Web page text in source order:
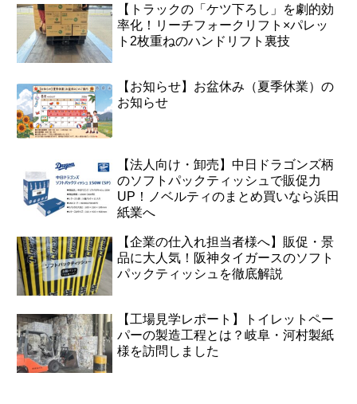
【トラックの「ケツ下ろし」を劇的効
率化！リーチフォークリフト×パレッ
ト2枚重ねのハンドリフト裏技
【お知らせ】お盆休み（夏季休業）の
お知らせ
【法人向け・卸売】中日ドラゴンズ柄
のソフトパックティッシュで販促力
UP！ノベルティのまとめ買いなら浜田
紙業へ
【企業の仕入れ担当者様へ】販促・景
品に大人気！阪神タイガースのソフト
パックティッシュを徹底解説
【工場見学レポート】トイレットペー
パーの製造工程とは？岐阜・河村製紙
様を訪問しました